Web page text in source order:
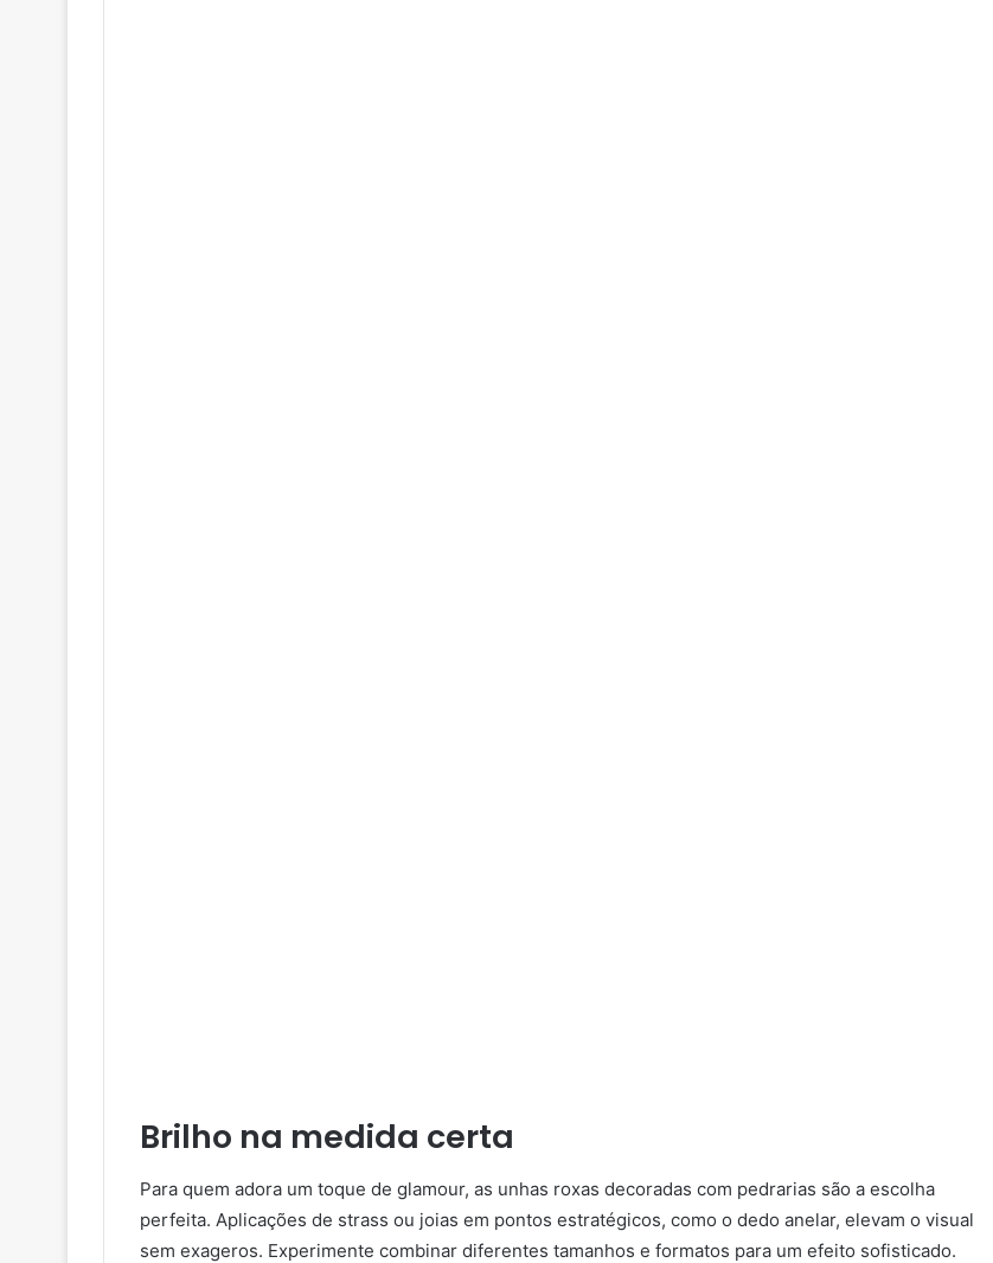
Brilho na medida certa
Para quem adora um toque de glamour, as unhas roxas decoradas com pedrarias são a escolha
perfeita. Aplicações de strass ou joias em pontos estratégicos, como o dedo anelar, elevam o visual
sem exageros. Experimente combinar diferentes tamanhos e formatos para um efeito sofisticado.